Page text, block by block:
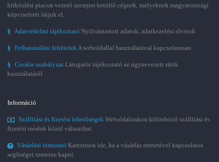
hírközlési piacon vezető szerepet betöltő cégnek, melyeknek magyarországi
képviseletét látjuk el.
§ Adatvédelmi tájékoztató Nyilvántartott adatok, adatkezelési elveink
§ Felhasználási feltételekA weboldallal használatával kapcsolatosan
§ Cookie szabályzat Látogatói tájékoztató az úgynevezett sütik
használatáról
Információ
Szállítási és fizetési lehetőségek Weboldalunkon különböző szállítási és
fizetési módok közül választhat.
Vásárlási útmutató Kattintson ide, ha a vásárlás menetével kapcsolatos
segítséget szeretne kapni.